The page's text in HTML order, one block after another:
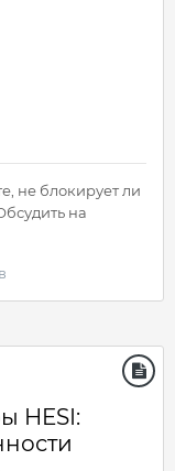
не блокирует ли
на
HESI: